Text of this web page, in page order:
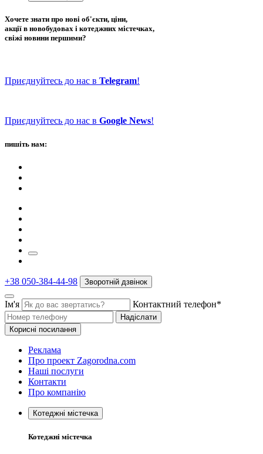
Хочете знати про нові об'єкти, ціни,
акції в новобудовах і котеджних містечках,
свіжі новини першими?
Приєднуйтесь до нас в Telegram!
Приєднуйтесь до нас в Google News!
пишіть нам:
+38 050-384-44-98 Зворотній дзвінок
Ім'я Контактний телефон*
Надіслати
Корисні посилання
Реклама
Про проект Zagorodna.com
Наші послуги
Контакти
Про компанію
Котеджні містечка
Котеджні містечка